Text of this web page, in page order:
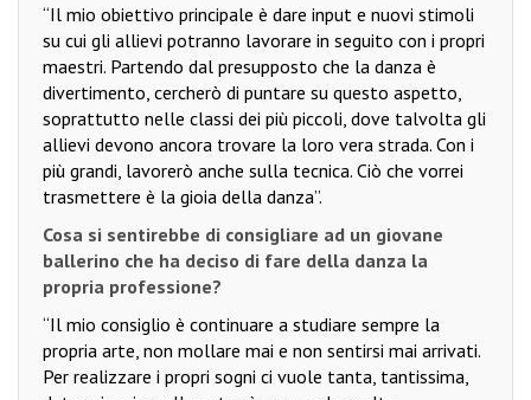
“Il mio obiettivo principale è dare input e nuovi stimoli
su cui gli allievi potranno lavorare in seguito con i propri
maestri. Partendo dal presupposto che la danza è
divertimento, cercherò di puntare su questo aspetto,
soprattutto nelle classi dei più piccoli, dove talvolta gli
allievi devono ancora trovare la loro vera strada. Con i
più grandi, lavorerò anche sulla tecnica. Ciò che vorrei
trasmettere è la gioia della danza”.
Cosa si sentirebbe di consigliare ad un giovane
ballerino che ha deciso di fare della danza la
propria professione?
“Il mio consiglio è continuare a studiare sempre la
propria arte, non mollare mai e non sentirsi mai arrivati.
Per realizzare i propri sogni ci vuole tanta, tantissima,